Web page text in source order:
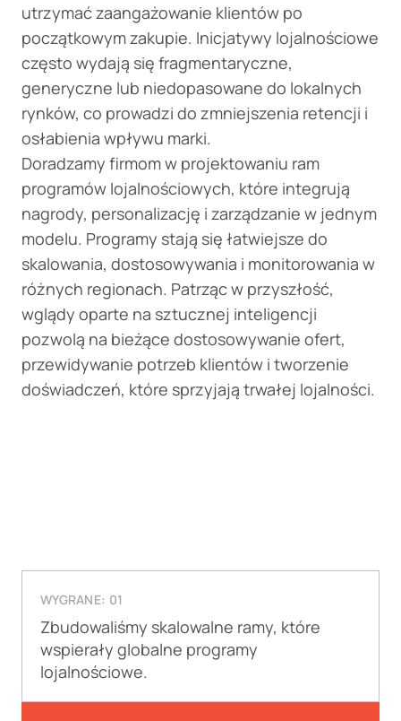
utrzymać zaangażowanie klientów po
początkowym zakupie. Inicjatywy lojalnościowe
często wydają się fragmentaryczne,
generyczne lub niedopasowane do lokalnych
rynków, co prowadzi do zmniejszenia retencji i
osłabienia wpływu marki.
Doradzamy firmom w projektowaniu ram
programów lojalnościowych, które integrują
nagrody, personalizację i zarządzanie w jednym
modelu. Programy stają się łatwiejsze do
skalowania, dostosowywania i monitorowania w
różnych regionach. Patrząc w przyszłość,
wglądy oparte na sztucznej inteligencji
pozwolą na bieżące dostosowywanie ofert,
przewidywanie potrzeb klientów i tworzenie
doświadczeń, które sprzyjają trwałej lojalności.
WYGRANE: 01
Zbudowaliśmy skalowalne ramy, które
wspierały globalne programy
lojalnościowe.